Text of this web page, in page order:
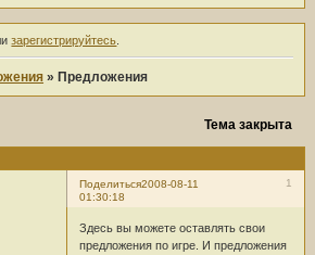
зарегистрируйтесь
»Предложения
Тема закрыта
Поделиться 1
2008-08-11
01:30:18
Здесь вы можете оставлять свои
предложения по игре. И предложения